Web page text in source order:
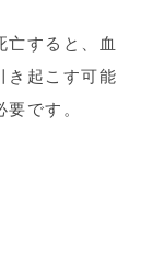
すると、
血
き起こす可能
です。